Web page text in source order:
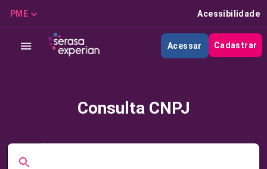
PME Acessibilidade
Acessar Cadastrar
Consulta CNPJ